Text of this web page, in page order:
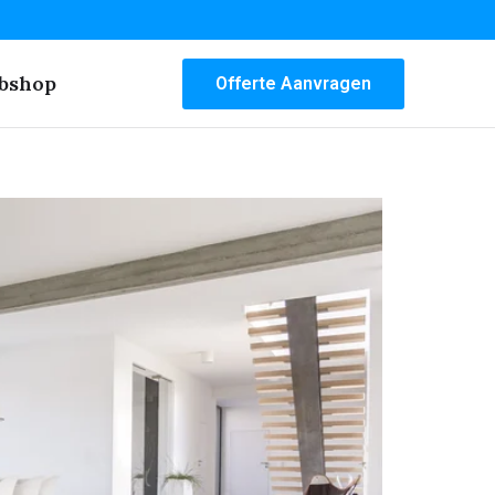
Offerte Aanvragen